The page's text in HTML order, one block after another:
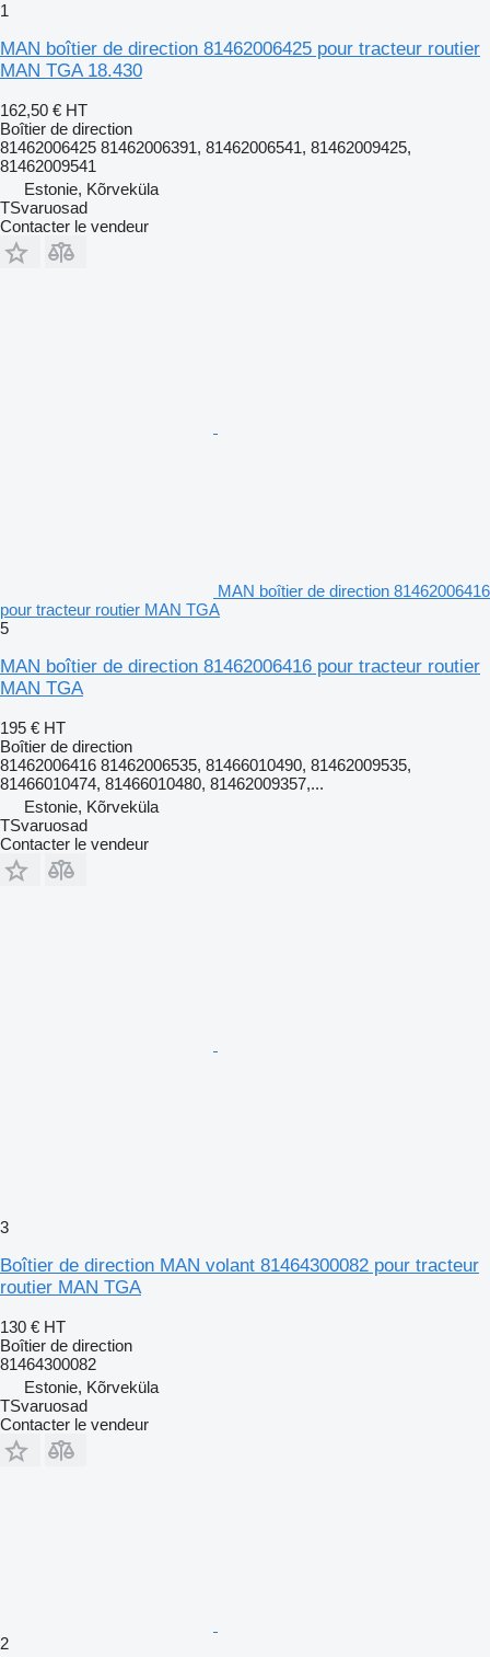
1
MAN boîtier de direction 81462006425 pour tracteur routier
MAN TGA 18.430
162,50 € HT
Boîtier de direction
81462006425 81462006391, 81462006541, 81462009425,
81462009541
Estonie, Kõrveküla
TSvaruosad
Contacter le vendeur
MAN boîtier de direction 81462006416
pour tracteur routier MAN TGA
5
MAN boîtier de direction 81462006416 pour tracteur routier
MAN TGA
195 € HT
Boîtier de direction
81462006416 81462006535, 81466010490, 81462009535,
81466010474, 81466010480, 81462009357,...
Estonie, Kõrveküla
TSvaruosad
Contacter le vendeur
3
Boîtier de direction MAN volant 81464300082 pour tracteur
routier MAN TGA
130 € HT
Boîtier de direction
81464300082
Estonie, Kõrveküla
TSvaruosad
Contacter le vendeur
2